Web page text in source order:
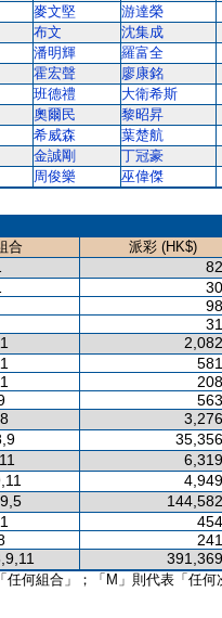
麥文堅 游達榮
布文 沈集成
潘明輝 羅富全
霍宏聲 廖康銘
班德禮 大衛希斯
奧爾民 黎昭昇
希威森 葉楚航
金誠剛 丁冠豪
周俊樂
巫偉傑
合
派彩 (HK$)
何組合」；「M」則代表「任何